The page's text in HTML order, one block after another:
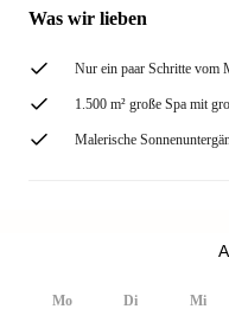
Was wir lieben
Nur ein paar Schritte vom
1.500 m² große Spa mit
Malerische
Mo Di Mi